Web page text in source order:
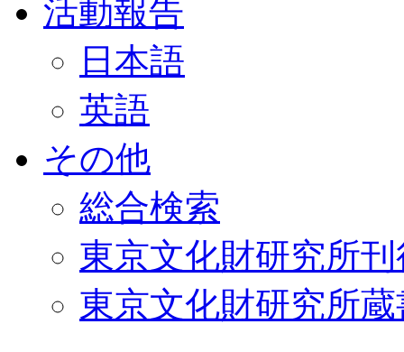
活動報告
日本語
英語
その他
総合検索
東京文化財研究所
東京文化財研究所